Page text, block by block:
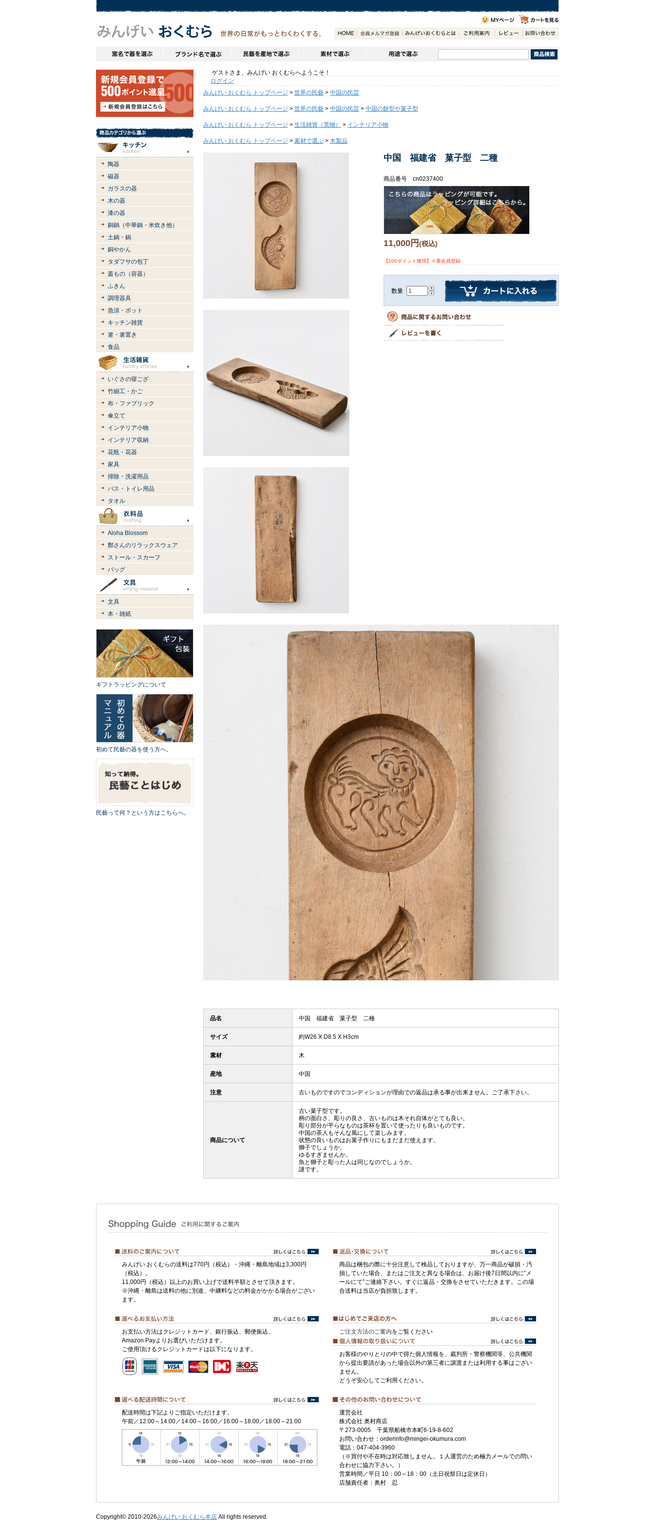
陶器
磁器
ガラスの器
木の器
漆の器
銅鍋（中華鍋・米炊き他）
土鍋・鍋
銅やかん
タダフサの包丁
蓋もの（容器）
ふきん
調理器具
急須・ポット
キッチン雑貨
箸・箸置き
食品
いぐさの寝ござ
竹細工・かご
布・ファブリック
傘立て
インテリア小物
インテリア収納
花瓶・花器
家具
掃除・洗濯用品
バス・トイレ用品
タオル
Aloha Blossom
鄭さんのリラックスウェア
ストール・スカーフ
バッグ
文具
本・雑紙
ギフトラッピングについて
初めて民藝の器を使う方へ。
民藝って何？という方はこちらへ。
ゲストさま、みんげい おくむらへようこそ！
ログイン
みんげい おくむら トップページ > 世界の民藝 > 中国の民芸
みんげい おくむら トップページ > 世界の民藝 > 中国の民芸 > 中国の餅型や菓子型
みんげい おくむら トップページ > 生活雑貨（荒物） > インテリア小物
みんげい おくむら トップページ > 素材で選ぶ > 木製品
中国 福建省 菓子型 二種
商品番号 cn0237400
11,000円(税込)
【100ポイント獲得】※要会員登録
数量
品名 中国 福建省 菓子型 二種
サイズ 約W26 X D8.5 X H3cm
素材 木
産地 中国
注意 古いものですのでコンディションが理由での返品は承る事が出来ません。ご了承下さい。
商品について
古い菓子型です。
柄の面白さ、彫りの良さ、古いものは木それ自体がとても良い。
彫り部分が平らなものは茶杯を置いて使ったりも良いものです。
中国の茶人もそんな風にして楽しみます。
状態の良いものはお菓子作りにもまだまだ使えます。
獅子でしょうか。
ゆるすぎませんか。
魚と獅子と彫った人は同じなのでしょうか。
謎です。
みんげい おくむらの送料は770円（税込）・沖縄・離島地域は3,300円
（税込）。
11,000円（税込）以上のお買い上げで送料半額とさせて頂きます。
※沖縄・離島は送料の他に別途、中継料などの料金がかかる場合がござい
ます。
商品は梱包の際に十分注意して検品しておりますが、万一商品が破損・汚
損していた場合、またはご注文と異なる場合は、お届け後7日間以内に”メ
ールにて”ご連絡下さい。すぐに返品・交換をさせていただきます。この場
合送料は当店が負担致します。
お支払い方法はクレジットカード、銀行振込、郵便振込、
Amazon Payよりお選びいただけます。
ご使用頂けるクレジットカードは以下になります。
ご注文方法のご案内をご覧ください
お客様のやりとりの中で得た個人情報を、裁判所・警察機関等、公共機関
から提出要請があった場合以外の第三者に譲渡または利用する事はござい
ません。
どうぞ安心してご利用ください。
配送時間は下記よりご指定いただけます。
午前／12:00～14:00／14:00～16:00／16:00～18:00／18:00～21:00
運営会社
株式会社 奥村商店
〒273-0005 千葉県船橋市本町6-19-8-602
お問い合わせ：orderinfo@mingei-okumura.com
電話：047-404-3960
（※買付や不在時は対応致しません。１人運営のため極力メールでの問い
合わせに協力下さい。）
営業時間／平日 10：00～18：00（土日祝祭日は定休日）
店舗責任者：奥村 忍
Copyright© 2010-2026みんげい おくむら本店 All rights reserved.